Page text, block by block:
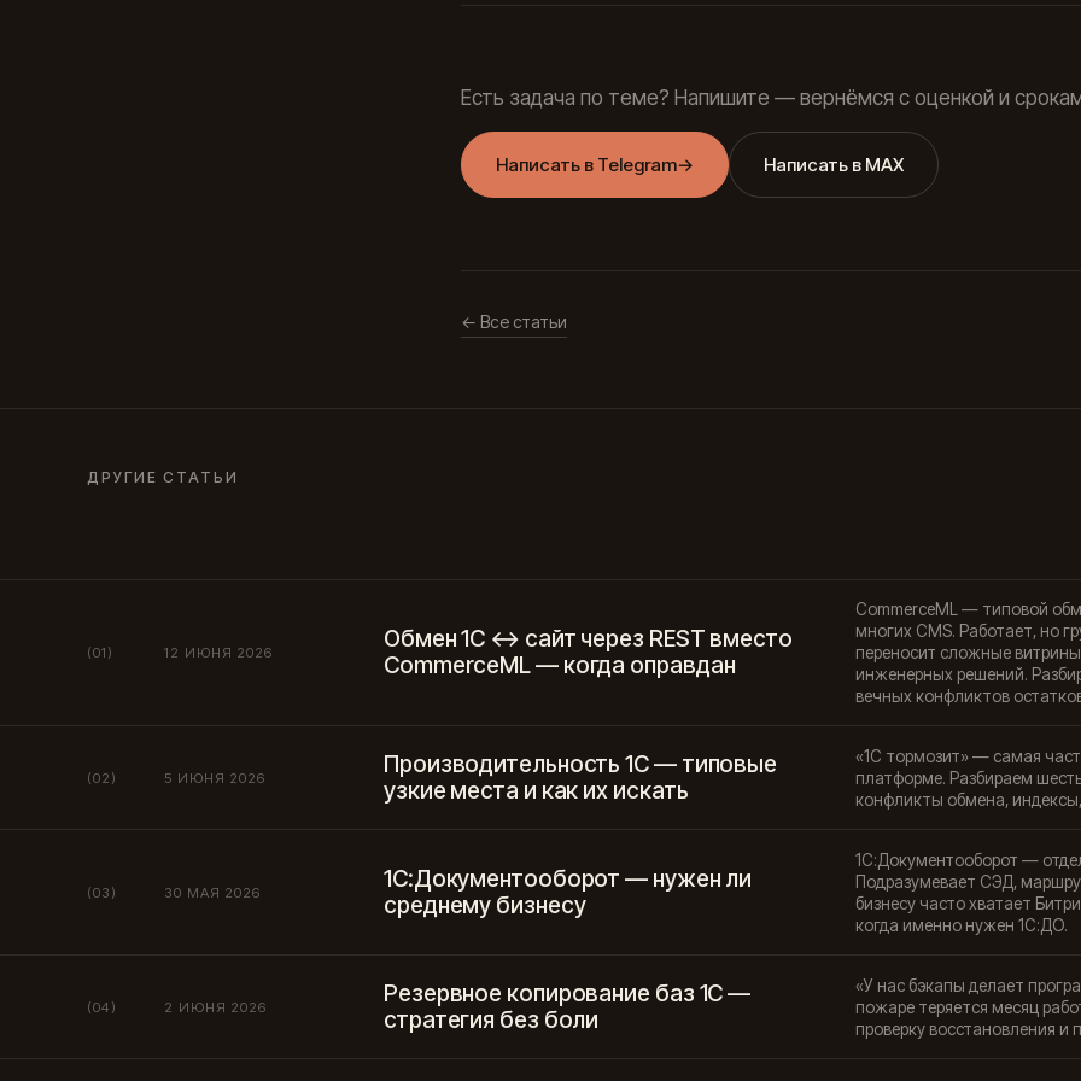
Есть задача по теме? Напишите — вернёмся с оценкой и
Написать в Telegram→ Написать в MAX
← Все статьи
ДРУГИЕ СТАТЬИ
(01) 12 ИЮНЯ 2026
Обмен 1С ↔ сайт через REST вместо
CommerceML — когда оправдан
CommerceML — типовой
многих CMS. Работает, но
переносит сложные
инженерных решений.
вечных конфликтов
(02) 5 ИЮНЯ 2026
Производительность 1С — типовые
узкие места и как их искать
«1С тормозит» — самая
платформе. Разбираем
конфликты обмена,
(03) 30 МАЯ 2026
1С:Документооборот — нужен ли
среднему бизнесу
1С:Документооборот —
Подразумевает СЭД,
бизнесу часто хватает
когда именно нужен 1С:ДО.
(04) 2 ИЮНЯ 2026
Резервное копирование баз 1С —
стратегия без боли
«У нас бэкапы делает
пожаре теряется месяц
проверку восстановления